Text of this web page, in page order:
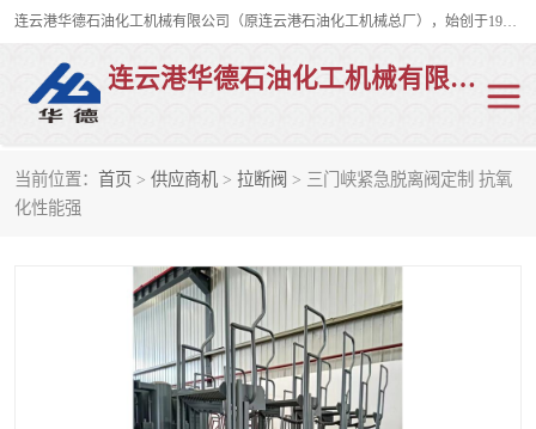
连云港华德石油化工机械有限公司（原连云港石油化工机械总厂），始创于1982年，是从事码头船用流体装卸臂、陆用流体装卸臂（鹤管）、活动梯、钢构平台、定量装车系统等全系列流体装卸设备的设计、制造、销售以及服务的专业供应商。
连云港华德石油化工机械有限公司
当前位置： 首页 > 供应商机 > 拉断阀 > 三门峡紧急脱离阀定制 抗氧
化性能强
陆用流体装卸臂
液氯鹤管
活动梯
卸车鹤管